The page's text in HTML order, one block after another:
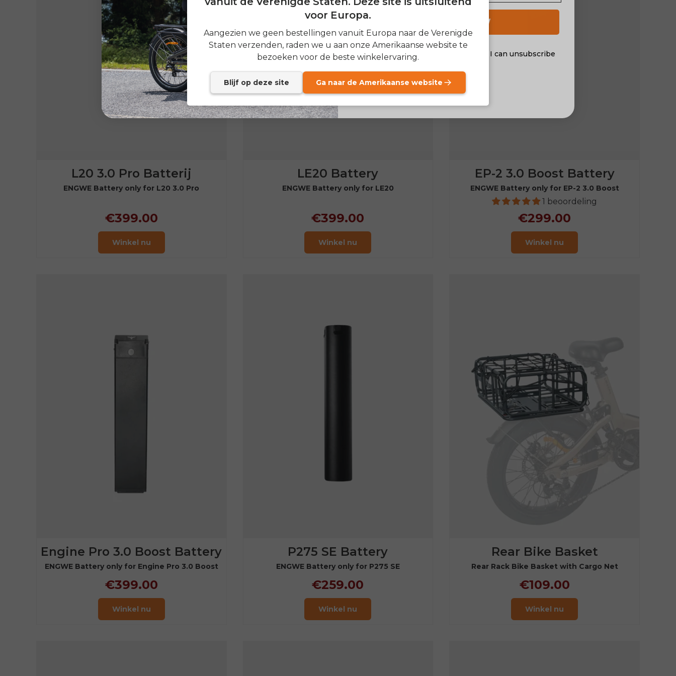
L20 3.0 Pro Batterij
ENGWE Battery only for L20 3.0 Pro
€399.00
Winkel nu
LE20 Battery
ENGWE Battery only for LE20
€399.00
Winkel nu
EP-2 3.0 Boost Battery
ENGWE Battery only for EP-2 3.0 Boost
1 beoordeling
€299.00
Winkel nu
Engine Pro 3.0 Boost Battery
ENGWE Battery only for Engine Pro 3.0 Boost
€399.00
Winkel nu
P275 SE Battery
ENGWE Battery only for P275 SE
€259.00
Winkel nu
Rear Bike Basket
Rear Rack Bike Basket with Cargo Net
€109.00
Winkel nu
voor Europa.
Aangezien we geen bestellingen vanuit Europa naar de Verenigde
Staten verzenden, raden we u aan onze Amerikaanse website te
bezoeken voor de beste winkelervaring.
Blijf op deze site Ga naar de Amerikaanse website
SIGN UP NOW
email_marketing_consent
Send me news and special offers. I can unsubscribe
at anytime.